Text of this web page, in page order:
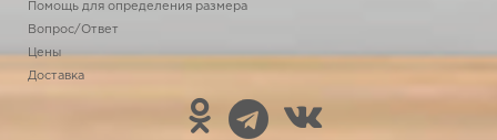
Помощь для определения размера
Вопрос/Ответ
Цены
Доставка